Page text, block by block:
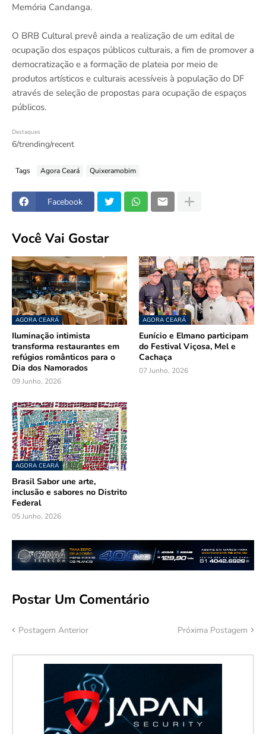
Memória Candanga.
O BRB Cultural prevê ainda a realização de um edital de
ocupação dos espaços públicos culturais, a fim de promover a
democratização e a formação de plateia por meio de
produtos artísticos e culturais acessíveis à população do DF
através de seleção de propostas para ocupação de espaços
públicos.
Destaques
6/trending/recent
Tags Agora Ceará Quixeramobim
Facebook
Você Vai Gostar
AGORA CEARÁ
Iluminação intimista
transforma restaurantes em
refúgios românticos para o
Dia dos Namorados
09 Junho, 2026
AGORA CEARÁ
Eunício e Elmano participam
do Festival Viçosa, Mel e
Cachaça
07 Junho, 2026
AGORA CEARÁ
Brasil Sabor une arte,
inclusão e sabores no Distrito
Federal
05 Junho, 2026
Postar Um Comentário
Postagem Anterior Próxima Postagem